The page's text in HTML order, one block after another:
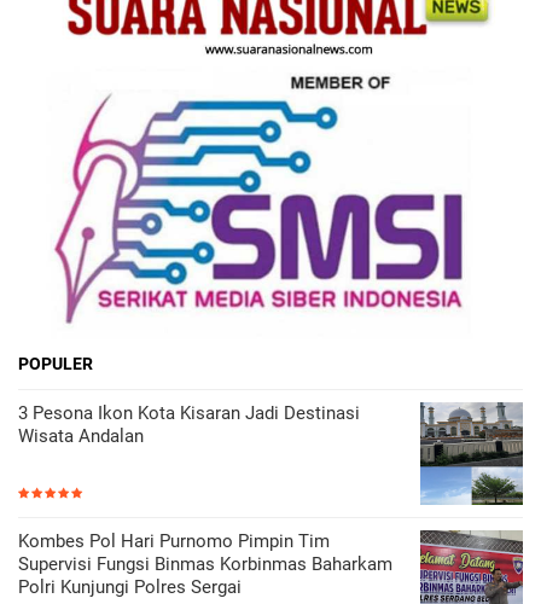
POPULER
3 Pesona Ikon Kota Kisaran Jadi Destinasi
Wisata Andalan
Kombes Pol Hari Purnomo Pimpin Tim
Supervisi Fungsi Binmas Korbinmas Baharkam
Polri Kunjungi Polres Sergai